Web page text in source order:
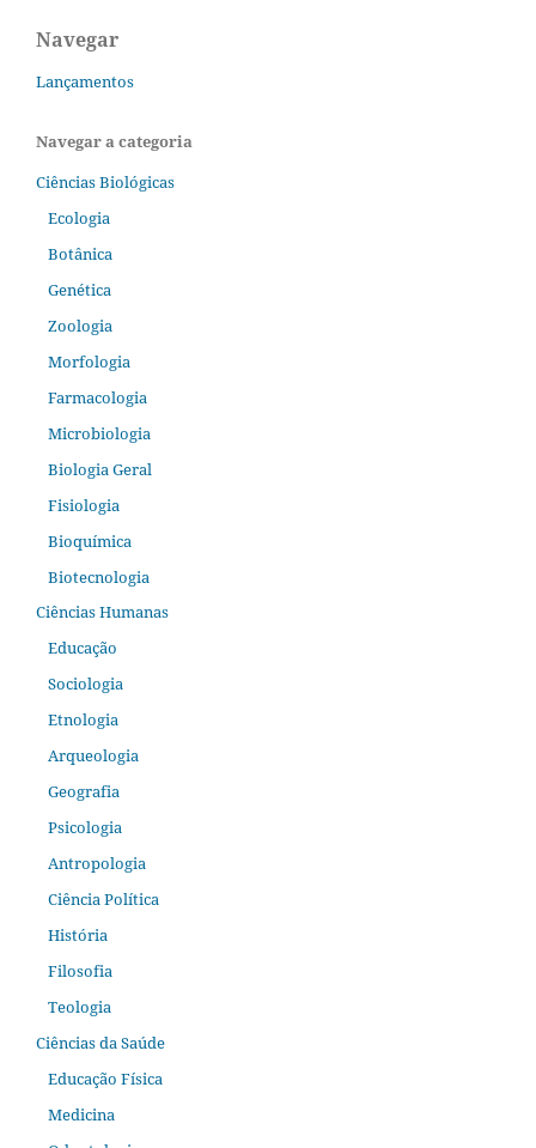
Navegar
Lançamentos
Navegar a categoria
Ciências Biológicas
Ecologia
Botânica
Genética
Zoologia
Morfologia
Farmacologia
Microbiologia
Biologia Geral
Fisiologia
Bioquímica
Biotecnologia
Ciências Humanas
Educação
Sociologia
Etnologia
Arqueologia
Geografia
Psicologia
Antropologia
Ciência Política
História
Filosofia
Teologia
Ciências da Saúde
Educação Física
Medicina